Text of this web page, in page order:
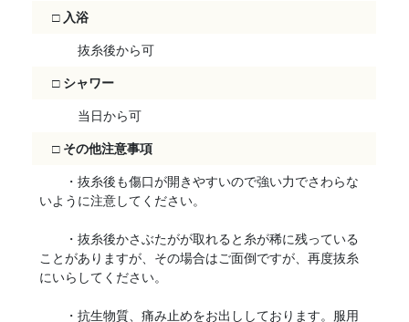
□ 入浴
抜糸後から可
□ シャワー
当日から可
□ その他注意事項
・抜糸後も傷口が開きやすいので強い力でさわらな
いように注意してください。
・抜糸後かさぶたがが取れると糸が稀に残っている
ことがありますが、その場合はご面倒ですが、再度抜糸
にいらしてください。
・抗生物質、痛み止めをお出ししております。服用